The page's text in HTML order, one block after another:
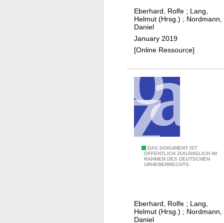
i
n
g
s
i
o
n
i
n
u
-
S
a
f
r
y
f
o
r
d
f
o
r
n
d
Eberhard, Rolfe ; Lang,
Helmut (Hrsg.) ; Nordmann,
Daniel
January 2019
[Online Ressource]
DAS DOKUMENT IST
ÖFFENTLICH ZUGÄNGLICH IM
RAHMEN DES DEUTSCHEN
URHEBERRECHTS.
i
e
Eberhard, Rolfe ; Lang,
Helmut (Hrsg.) ; Nordmann,
Daniel